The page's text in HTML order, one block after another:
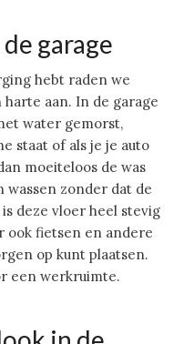
garage
hebt raden we
aan. In de garage
water gemorst,
staat of als je je auto
moeiteloos de was
wassen zonder dat de
deze vloer heel stevig
ook fietsen en andere
op kunt plaatsen.
een werkruimte.